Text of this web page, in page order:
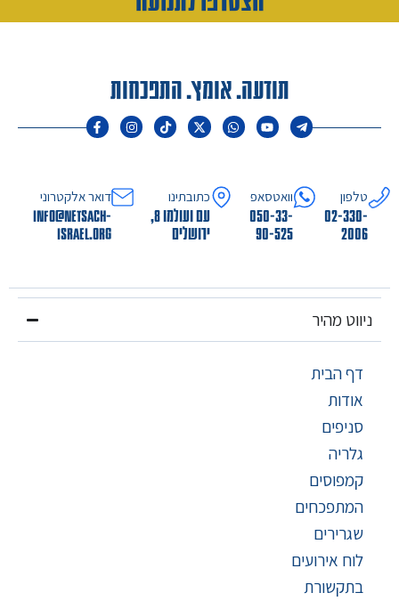
תודעה. אומץ. התפכחות
טלפון
02-330-
2006
וואטסאפ
050-33-
90-525
כתובתינו
עם ועולמו 8,
ירושלים
דואר אלקטרוני
info@netsach-
israel.org
ניווט מהיר
דף הבית
אודות
סניפים
גלריה
קמפוסים
המתפכחים
שגרירים
לוח אירועים
בתקשורת